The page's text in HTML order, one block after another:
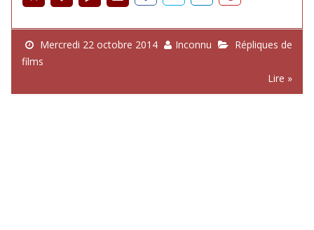
Mercredi 22 octobre 2014 Inconnu
Répliques de
films
Lire »